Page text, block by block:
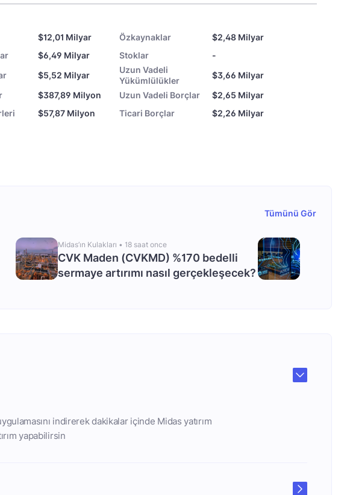
$12,01 Milyar Özkaynaklar
$2,48 Milyar
$6,49 Milyar Stoklar
-
$5,52 Milyar
Uzun Vadeli
Yükümlülükler
$3,66 Milyar
$387,89 Milyon Uzun Vadeli Borçlar
$2,65 Milyar
$57,87 Milyon Ticari Borçlar $2,26 Milyar
Tümünü Gör
Midas’ın Kulakları • 18 saat once
CVK Maden (CVKMD) %170 bedelli
sermaye artırımı nasıl gerçekleşecek?
indirerek dakikalar içinde Midas yatırım
yapabilirsin